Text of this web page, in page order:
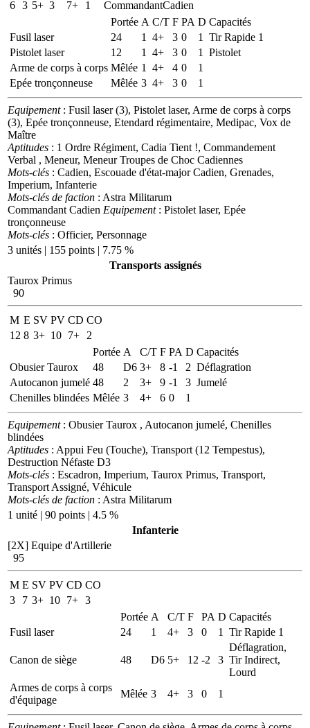
6 3 5+ 3 7+ 1
CommandantCadien
Portée A C/T F PA D Capacités
Fusil laser
24 1 4+ 3 0 1
Tir Rapide 1
Pistolet laser
12 1 4+ 3 0 1
Pistolet
Arme de corps à corps Mêlée 1 4+ 4 0
1
Epée tronçonneuse
Mêlée 3 4+ 3 0 1
Equipement: Fusil laser (3), Pistolet laser, Arme de corps à corps
(3), Epée tronçonneuse, Etendard régimentaire, Medipac, Vox de
Maître
Aptitudes : 1 Ordre Régiment, Cadia Tient !, Commandement
Verbal , Meneur, Meneur Troupes de Choc Cadiennes
Mots-clés : Cadien, Escouade d'état-major Cadien, Grenades,
Imperium, Infanterie
Mots-clés de faction : Astra Militarum
Commandant Cadien Equipement: Pistolet laser, Epée
tronçonneuse
Mots-clés : Officier, Personnage
3 unités | 155 points | 7.75 %
Transports assignés
Taurox Primus
90
M E SV PV CD CO
12 8 3+ 10 7+
2
Portée A C/T F PA D Capacités
Obusier Taurox
48 D6 3+ 8 -1 2 Déflagration
Autocanon jumelé 48 2 3+ 9 -1 3 Jumelé
Chenilles blindées Mêlée 3 4+ 6 0 1
Equipement: Obusier Taurox , Autocanon jumelé, Chenilles
blindées
Aptitudes : Appui Feu (Touche), Transport (12 Tempestus),
Destruction Néfaste D3
Mots-clés : Escadron, Imperium, Taurox Primus, Transport,
Transport Assigné, Véhicule
Mots-clés de faction : Astra Militarum
1 unité | 90 points | 4.5 %
Infanterie
[2X] Equipe d'Artillerie
95
M E SV PV CD CO
3
7 3+ 10 7+ 3
Portée A C/T F PA D Capacités
Fusil laser
24 1 4+ 3 0 1 Tir Rapide 1
Canon de siège 48 D6 5+ 12 -2 3
Déflagration,
Tir Indirect,
Lourd
Armes de corps à corps
d'équipage
Mêlée 3 4+ 3 0 1